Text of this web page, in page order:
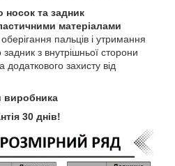
носок та задник
матеріалами
пальців і утримання
з внутрішньої сторони
захисту від
виробника
30 днів!